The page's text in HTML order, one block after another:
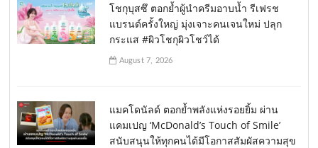
โชกุบุสซึ ตอกย้ำผู้นำครีมอาบน้ำ รีเฟรช
แบรนด์ครั้งใหญ่ มุ่งเจาะคนเจนใหม่ ปลุก
กระแส #ผิวโชกุผิวโชว์ได้
August 7, 2026
แมคโดนัลด์ ตอกย้ำพลังแห่งรอยยิ้ม ผ่าน
แคมเปญ ‘McDonald’s Touch of Smile’
สนับสนุนให้ทุกคนได้มีโอกาสสัมผัสความสุข